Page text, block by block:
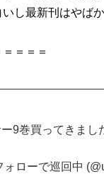
し最新刊はやば
＝＝＝
9巻買ってきまし
ローで巡回中